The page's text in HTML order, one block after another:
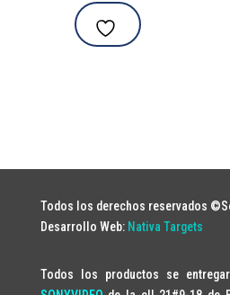
Todos los derechos reservados
Desarrollo Web: Nativa Targets
Todos los productos se